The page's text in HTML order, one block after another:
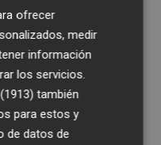
ofrecer
medir
información
los servicios.
también
para estos y
de datos de